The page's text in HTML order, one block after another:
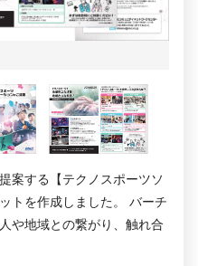
案する【テクノスポーツソ
トを作成しました。 バーチ
や地域との繋がり、触れ合